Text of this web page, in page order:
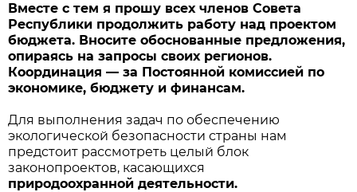
Вместе с тем я прошу всех членов Совета
Республики продолжить работу над проектом
бюджета. Вносите обоснованные предложения,
опираясь на запросы своих регионов.
Координация — за Постоянной комиссией по
экономике, бюджету и финансам.
Для выполнения задач по обеспечению
экологической безопасности страны нам
предстоит рассмотреть целый блок
законопроектов, касающихся
природоохранной деятельности.